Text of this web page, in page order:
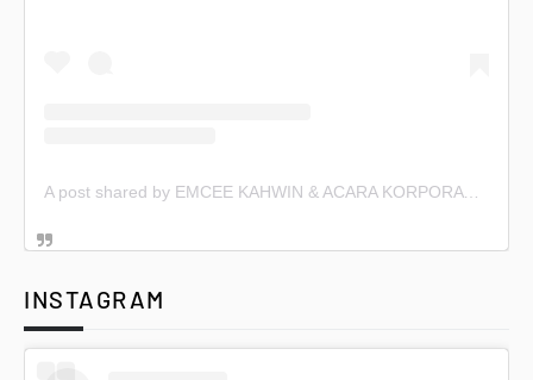
A post shared by EMCEE KAHWIN & ACARA KORPORAT (@emceekahwin)
INSTAGRAM